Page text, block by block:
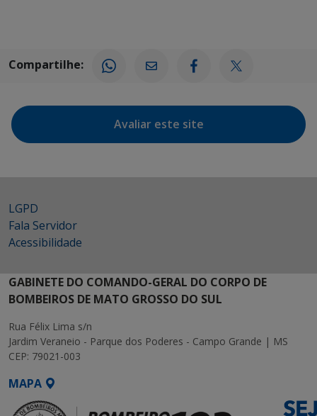
Compartilhe:
Avaliar este site
LGPD
Fala Servidor
Acessibilidade
GABINETE DO COMANDO-GERAL DO CORPO DE
BOMBEIROS DE MATO GROSSO DO SUL
Rua Félix Lima s/n
Jardim Veraneio - Parque dos Poderes - Campo Grande | MS
CEP: 79021-003
MAPA